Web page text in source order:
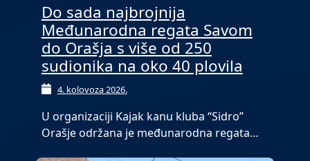
Do sada najbrojnija
Međunarodna regata Savom
do Orašja s više od 250
sudionika na oko 40 plovila
4. kolovoza 2026.
U organizaciji Kajak kanu kluba “Sidro”
Orašje održana je međunarodna regata…